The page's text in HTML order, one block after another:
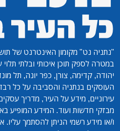
"נתניה נט" מקומון האינטרנט של
במטרה לספק תוכן איכותי ובלתי
יהודה, קדימה, צורן, כפר יונה, תל
העוסקים בנתניה והסביבה על כל
עירוניים, מידע על העיר, מדריך
מבזקי חדשות ועוד. המידע המופיע
ו/או מידע רשמי הניתן להסתמך